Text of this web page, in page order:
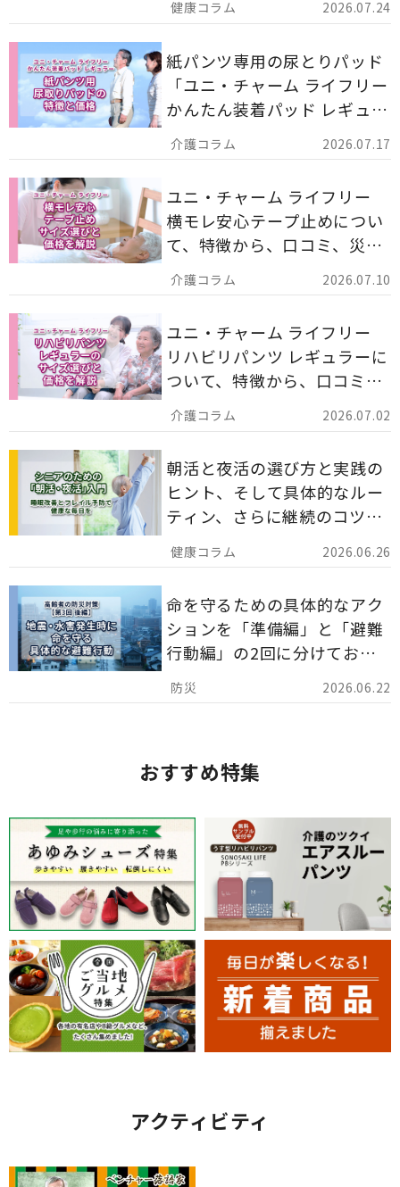
2026.07.24
す。
2026.07.17
紙パンツ専用の尿とりパッド
「ユニ・チャーム ライフリー
かんたん装着パッド レギュラ
ー 計162枚」について解説し
ます。
2026.07.10
ユニ・チャーム ライフリー
横モレ安心テープ止めについ
て、特徴から、口コミ、災害
備蓄としての活用法まで分か
りやすく解説します。
2026.07.02
ユニ・チャーム ライフリー
リハビリパンツ レギュラーに
ついて、特徴から、口コミ、
災害備蓄としての活用法まで
分かりやすく解説します。
2026.06.26
朝活と夜活の選び方と実践の
ヒント、そして具体的なルー
ティン、さらに継続のコツま
でを詳しくご紹介します。
2026.06.22
命を守るための具体的なアク
ションを「準備編」と「避難
行動編」の2回に分けてお届
けしています。
おすすめ特集
アクティビティ